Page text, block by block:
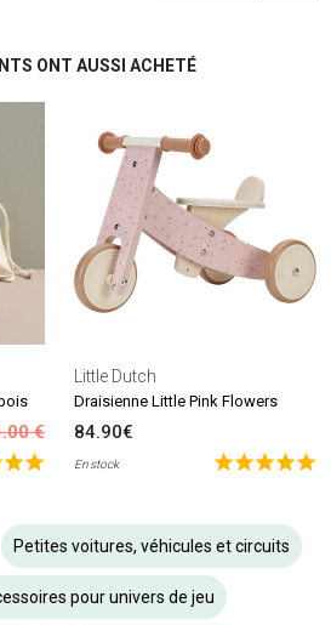
ONT AUSSI ACHETÉ
€
Little Dutch
Draisienne Little Pink Flowers
84.90€
En stock
Petites voitures, véhicules et circuits
pour univers de jeu